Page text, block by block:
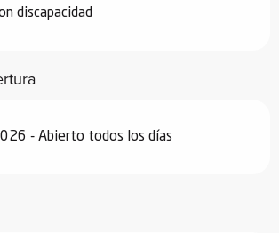
discapacidad
- Abierto todos los días